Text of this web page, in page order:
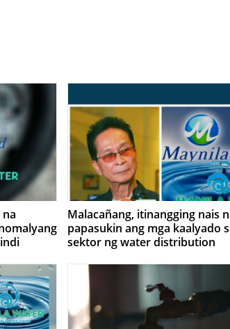
Malacañang, itinangging nais
papasukin ang mga kaalyado
sektor ng water distribution